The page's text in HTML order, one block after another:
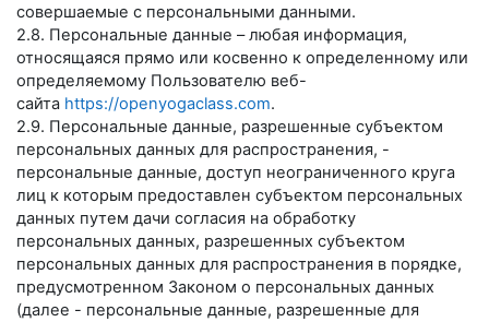
совершаемые с персональными данными.
2.8. Персональные данные – любая информация,
относящаяся прямо или косвенно к определенному или
определяемому Пользователю веб-
сайта https://openyogaclass.com.
2.9. Персональные данные, разрешенные субъектом
персональных данных для распространения, -
персональные данные, доступ неограниченного круга
лиц к которым предоставлен субъектом персональных
данных путем дачи согласия на обработку
персональных данных, разрешенных субъектом
персональных данных для распространения в порядке,
предусмотренном Законом о персональных данных
(далее - персональные данные, разрешенные для